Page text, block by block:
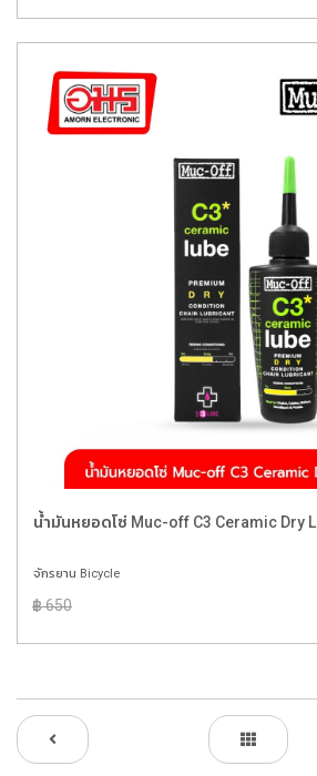
น้ำมันหยอดโซ่ Muc-off C3 Ceramic Dry
จักรยาน Bicycle
฿ 650